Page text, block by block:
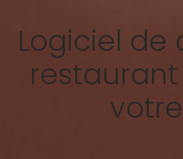
Logiciel de